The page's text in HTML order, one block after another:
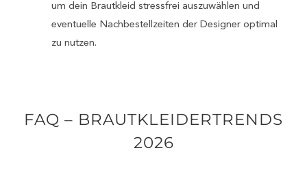
um dein Brautkleid stressfrei auszuwählen und
eventuelle Nachbestellzeiten der Designer optimal
zu nutzen.
FAQ – BRAUTKLEIDERTRENDS
2026